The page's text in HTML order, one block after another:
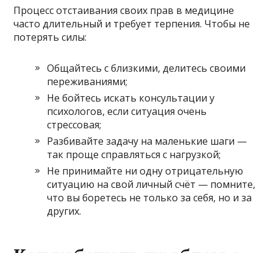
Процесс отстаивания своих прав в медицине
часто длительный и требует терпения. Чтобы не
потерять силы:
Общайтесь с близкими, делитесь своими
переживаниями;
Не бойтесь искать консультации у
психологов, если ситуация очень
стрессовая;
Разбивайте задачу на маленькие шаги —
так проще справляться с нагрузкой;
Не принимайте ни одну отрицательную
ситуацию на свой личный счёт — помните,
что вы боретесь не только за себя, но и за
других.